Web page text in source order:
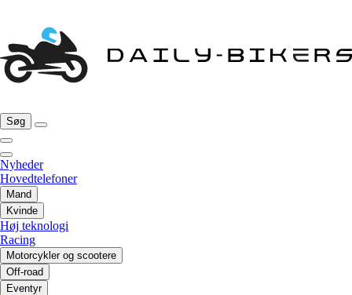
Søg
Nyheder
Hovedtelefoner
Mand
Kvinde
Høj teknologi
Racing
Motorcykler og scootere
Off-road
Eventyr